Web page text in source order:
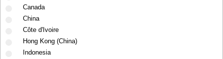
Canada
China
Côte d'Ivoire
Hong Kong (China)
Indonesia